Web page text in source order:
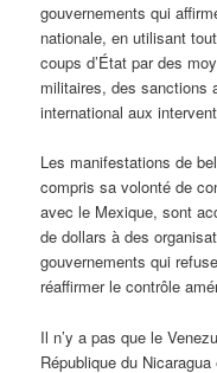
gouvernements qui
nationale, en utilisant
coups d’État par des
militaires, des sanctions
international aux
Les manifestations de
compris sa volonté de
avec le Mexique, sont
de dollars à des
gouvernements qui
réaffirmer le contrôle
Il n’y a pas que le
République du